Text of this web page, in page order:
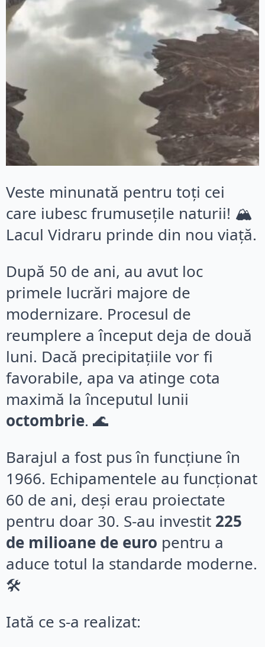
Veste minunată pentru toți cei
care iubesc frumusețile naturii! 🏔️
Lacul Vidraru prinde din nou viață.
După 50 de ani, au avut loc
primele lucrări majore de
modernizare. Procesul de
reumplere a început deja de două
luni. Dacă precipitațiile vor fi
favorabile, apa va atinge cota
maximă la începutul lunii
octombrie. 🌊
Barajul a fost pus în funcțiune în
1966. Echipamentele au funcționat
60 de ani, deși erau proiectate
pentru doar 30. S-au investit 225
de milioane de euro pentru a
aduce totul la standarde moderne.
🛠️
Iată ce s-a realizat: